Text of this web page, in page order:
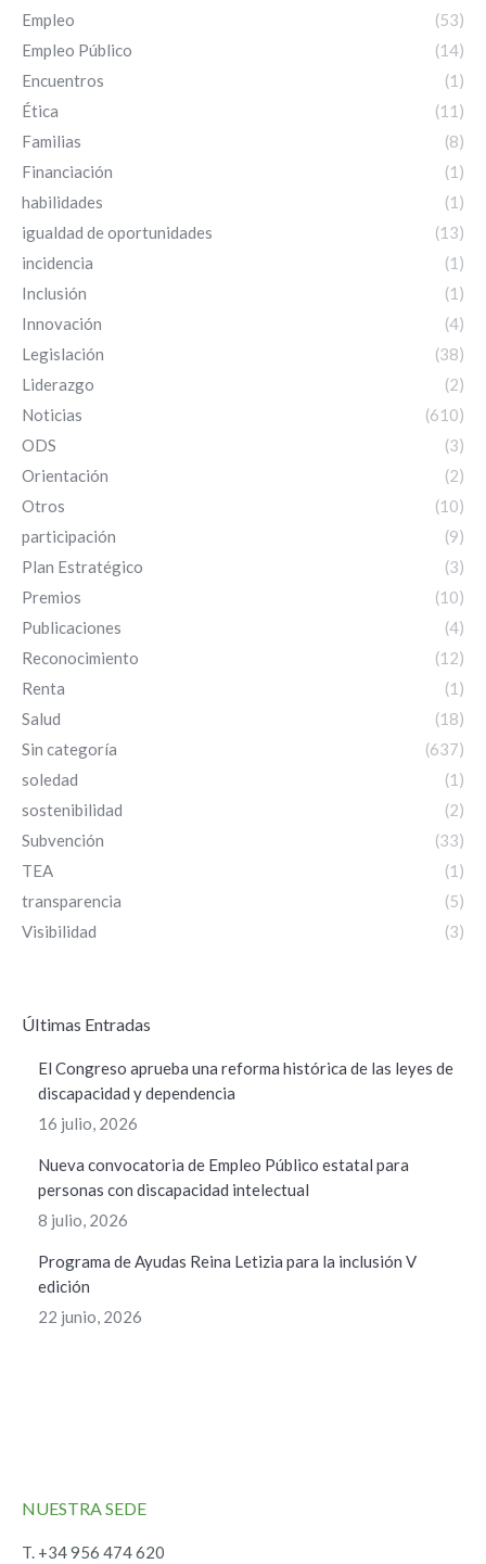
Empleo
(53)
Empleo Público
(14)
Encuentros
(1)
Ética
(11)
Familias
(8)
Financiación
(1)
habilidades
(1)
igualdad de oportunidades
(13)
incidencia
(1)
Inclusión
(1)
Innovación
(4)
Legislación
(38)
Liderazgo
(2)
Noticias
(610)
ODS
(3)
Orientación
(2)
Otros
(10)
participación
(9)
Plan Estratégico
(3)
Premios
(10)
Publicaciones
(4)
Reconocimiento
(12)
Renta
(1)
Salud
(18)
Sin categoría
(637)
soledad
(1)
sostenibilidad
(2)
Subvención
(33)
TEA
(1)
transparencia
(5)
Visibilidad
(3)
ÚItimas Entradas
El Congreso aprueba una reforma histórica de las leyes de
discapacidad y dependencia
16 julio, 2026
Nueva convocatoria de Empleo Público estatal para
personas con discapacidad intelectual
8 julio, 2026
Programa de Ayudas Reina Letizia para la inclusión V
edición
22 junio, 2026
NUESTRA SEDE
T. +34 956 474 620